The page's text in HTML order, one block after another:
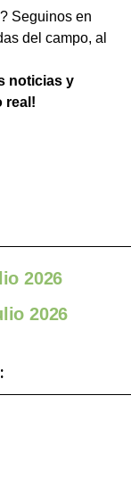
Seguinos en
del campo, al
noticias y
real!
2026
2026